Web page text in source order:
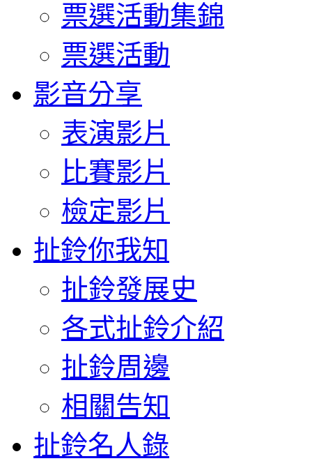
票選活動集錦
票選活動
影音分享
表演影片
比賽影片
檢定影片
扯鈴你我知
扯鈴發展史
各式扯鈴介紹
扯鈴周邊
相關告知
扯鈴名人錄